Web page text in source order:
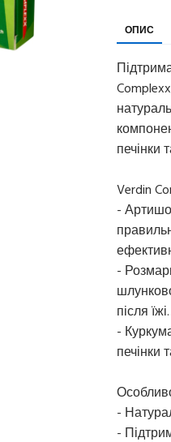
ОПИС
печінки
Verdin
-
-
після їжі.
-
печінки
-
-